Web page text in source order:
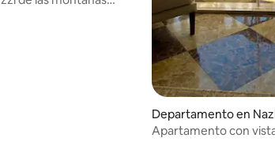
Departamento en
emman
Apartamento con